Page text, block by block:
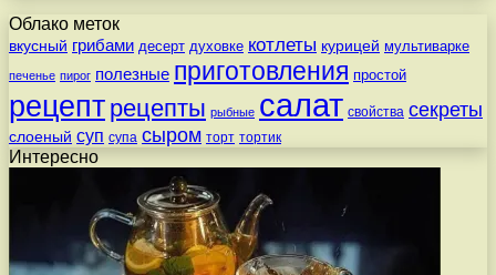
Облако меток
вкусный грибами десерт духовке котлеты курицей мультиварке
печенье пирог полезные приготовления простой
рецепт рецепты рыбные салат свойства секреты
слоеный суп супа сыром торт тортик
Интересно